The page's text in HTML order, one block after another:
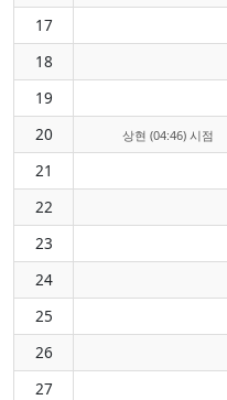
17
18
19
20
상현 (04:46) 시점
21
22
23
24
25
26
27